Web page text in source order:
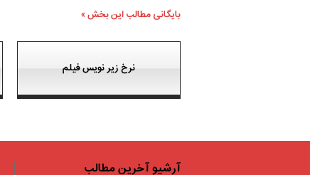
بایگانی مطالب این بخش »
نرخ زیر نویس فیلم
آرشیو آخرین مطالب